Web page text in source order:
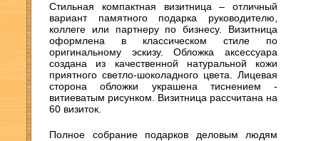
Стильная компактная визитница – отличный
вариант памятного подарка руководителю,
коллеге или партнеру по бизнесу. Визитница
оформлена в классическом стиле по
оригинальному эскизу. Обложка аксессуара
создана из качественной натуральной кожи
приятного светло-шоколадного цвета. Лицевая
сторона обложки украшена тиснением -
витиеватым рисунком. Визитница рассчитана на
60 визиток.
Полное собрание подарков деловым людям